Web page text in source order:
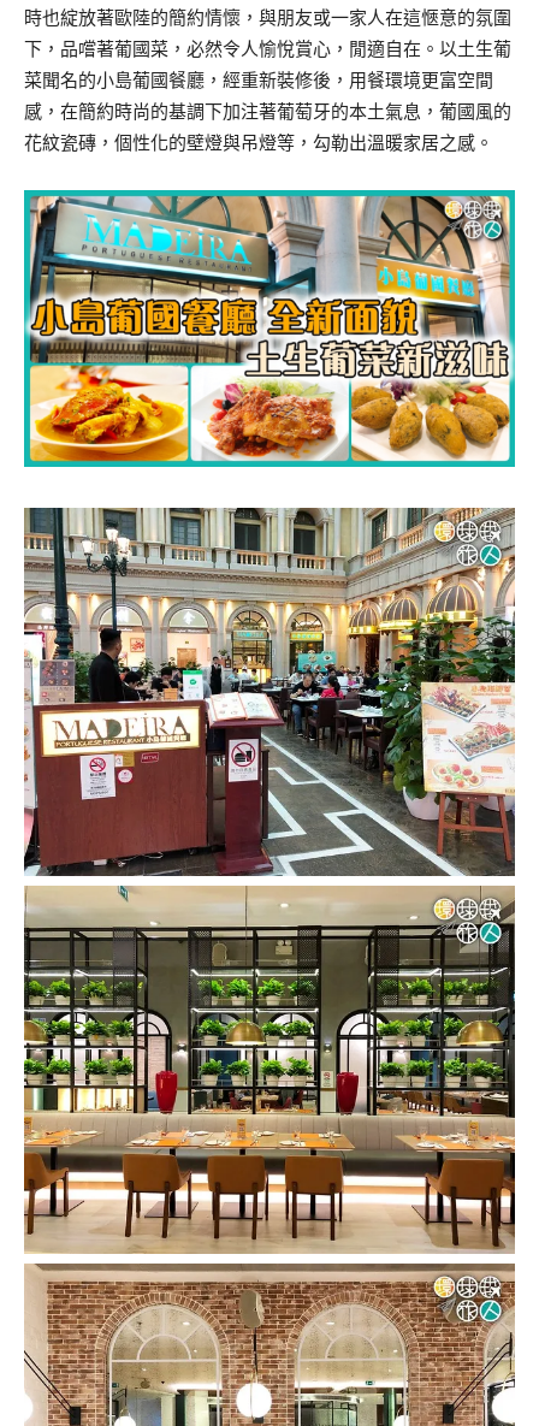
時也綻放著歐陸的簡約情懷，與朋友或一家人在這愜意的氛圍
下，品嚐著葡國菜，必然令人愉悅賞心，閒適自在。以土生葡
菜聞名的小島葡國餐廳，經重新裝修後，用餐環境更富空間
感，在簡約時尚的基調下加注著葡萄牙的本土氣息，葡國風的
花紋瓷磚，個性化的壁燈與吊燈等，勾勒出溫暖家居之感。